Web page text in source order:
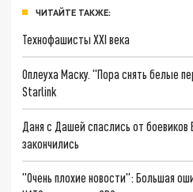
ЧИТАЙТЕ ТАКЖЕ:
Технофашисты XXI века
Оплеуха Маску. "Пора снять белые
Starlink
Даня с Дашей спаслись от
закончились
"Очень плохие новости": Большая